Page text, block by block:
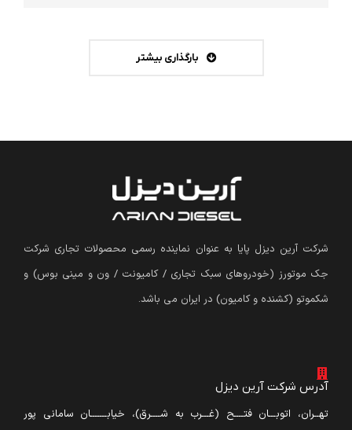
بارگذاری بیشتر
شرکت آرین دیزل پایا به عنوان نماینده رسمی محصولات تجاری شرکت
جک موتورز (خودروهای سبک تجاری / کامیونت / ون و مینی بوس) و
شکموتو (کشنده و کامیون) در ایران می باشد.
آدرس شرکت آرین دیزل
تهــران، اتوبـــان فتــــح (غـــرب به شــــرق)، خیابـــــــان سامانی پور